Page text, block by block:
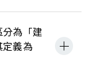
為「建
義為